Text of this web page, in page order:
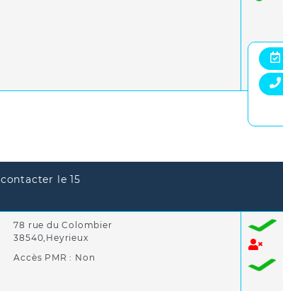
contacter le 15
78 rue du Colombier
38540,Heyrieux
Accès PMR : Non